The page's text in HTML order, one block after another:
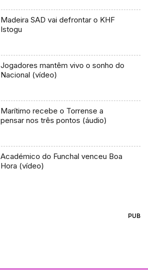
Madeira SAD vai defrontar o KHF
Istogu
Jogadores mantêm vivo o sonho do
Nacional (vídeo)
Marítimo recebe o Torrense a
pensar nos três pontos (áudio)
Académico do Funchal venceu Boa
Hora (vídeo)
PUB